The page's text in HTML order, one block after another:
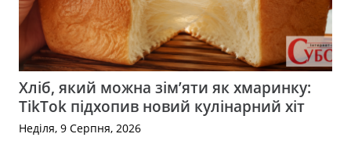
Хліб, який можна зім’яти як хмаринку:
TikTok підхопив новий кулінарний хіт
Неділя, 9 Серпня, 2026